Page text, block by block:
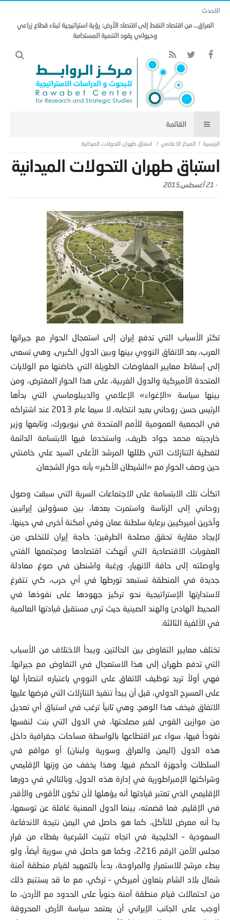
الاحدث
العراق… من اقتصاد النفط إلى اقتصاد الأرض: رؤية استراتيجية لبناء قطاع زراعي
وحيواني يقود التنمية المستدامة
المركز الاعلامي استباق طهران التحولات الميدانية
استباق طهران التحولات الميدانية
- 21 أغسطس,2015
تكثر الأسباب التي تدفع إيران إلى استعجال الحوار مع جيرانها
العرب، بعد الاتفاق النووي بينها وبين الدول الكبرى. وهي تسعى
إلى إسقاط معايير المفاوضات الطويلة التي خاضتها مع الولايات
المتحدة الأميركية والدول الغربية، على هذا الحوار المفترض، ومن
بينها سياسة «الإغواء» الإعلامي والديبلوماسي التي بدأها
الرئيس حسن روحاني بعيد انتخابه، لا سيما عام 2013 عند اشتراكه
في الجمعية العمومية للأمم المتحدة في نيويورك، وتابعها وزير
خارجيته محمد جواد ظريف، واستخدما فيها الابتسامة الدائمة
لتغطية التنازلات التي ظللها المرشد الأعلى السيد علي خامنئي
حين وصف الحوار مع «الشيطان الأكبر» بأنه حوار الشجعان.
اتكأت تلك الابتسامة على الاجتماعات السرية التي سبقت وصول
روحاني إلى الرئاسة واستمرت بعدها، بين مسؤولين إيرانيين
وآخرين أميركيين برعاية سلطنة عمان وفي أمكنة أخرى في حينها،
لإيجاد مقاربة تحقق مصلحة الطرفين: حاجة إيران للتخلص من
العقوبات الاقتصادية التي أنهكت اقتصادها ومجتمعها الفتي
وأوصلته إلى حافة الانهيار، ورغبة واشنطن في صوغ معادلة
جديدة في المنطقة تستبعد تورطها في أي حرب، كي تتفرغ
لاستدارتها الإستراتيجية نحو تركيز جهودها على نفوذها في
المحيط الهادئ والهند الصينية حيث ترى مستقبل قيادتها العالمية
في الألفية الثالثة.
تختلف معايير التفاوض بين الحالتين. ويبدأ الاختلاف من الأسباب
التي تدفع طهران إلى هذا الاستعجال في التفاوض مع جيرانها.
فهي أولاً تريد توظيف الاتفاق على النووي باعتباره انتصاراً لها
على المسرح الدولي، قبل أن يبدأ تنفيذ التنازلات التي فرضها عليها
الاتفاق فيخف هذا الوهج. وهي ثانياً ترغب في استباق أي تعديل
من موازين القوى لغير مصلحتها، في الدول التي بنت لنفسها
نفوذاً فيها، سواء عبر اقتطاعها بالواسطة مساحات جغرافية داخل
هذه الدول (اليمن والعراق وسورية ولبنان) أو مواقع في
السلطات وأجهزة الحكم فيها. وهذا يخفف من وزنها الإقليمي
وشراكتها الإمبراطورية في إدارة هذه الدول، وبالتالي في دورها
الإقليمي الذي تعتبر قيادتها أنه يؤهلها لأن تكون الأقوى والأقدر
في الإقليم. فما قضمته، بينما الدول المعنية غافلة عن توسعها،
بدا أنه معرض للتآكل، كما هو حاصل في اليمن نتيجة الاندفاعة
السعودية – الخليجية في اتجاه تثبيت الشرعية بغطاء من قرار
مجلس الأمن الرقم 2216، وكما هو حاصل في سورية أيضاً، ولو
ببطء مرشح للاستمرار والمراوحة، بدءاً بالتمهيد لقيام منطقة آمنة
شمال بلاد الشام بتعاون أميركي – تركي، مع ما قد يستتبع ذلك
من احتمالات قيام منطقة آمنة جنوباً على الحدود مع الأردن، ما
أوجب على الجانب الإيراني أن يعتمد سياسة الأرض المحروقة